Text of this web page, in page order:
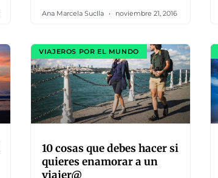
Ana Marcela Suclla noviembre 21, 2016
VIAJEROS POR EL MUNDO
10 cosas que debes hacer si
quieres enamorar a un
viajer@